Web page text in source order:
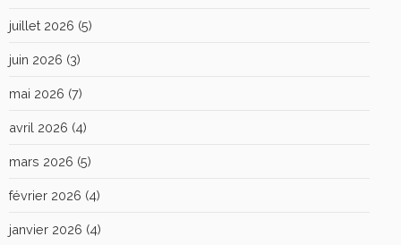
juillet 2026 (5)
juin 2026 (3)
mai 2026 (7)
avril 2026 (4)
mars 2026 (5)
février 2026 (4)
janvier 2026 (4)